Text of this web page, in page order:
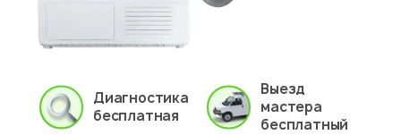
Диагностика
бесплатная
Выезд
мастера
бесплатный